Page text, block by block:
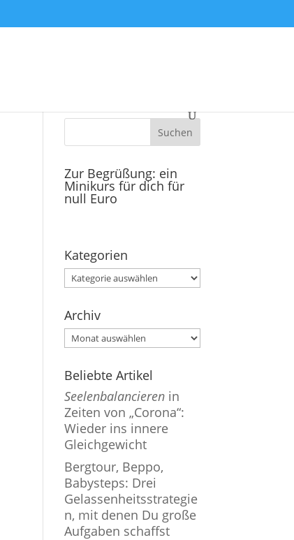
Zur Begrüßung: ein
Minikurs für dich für
null Euro
Kategorien
Kategorien
Archiv
Archiv
Beliebte Artikel
Seelenbalancieren in
Zeiten von „Corona“:
Wieder ins innere
Gleichgewicht
Bergtour, Beppo,
Babysteps: Drei
Gelassenheitsstrategie
n, mit denen Du große
Aufgaben schaffst